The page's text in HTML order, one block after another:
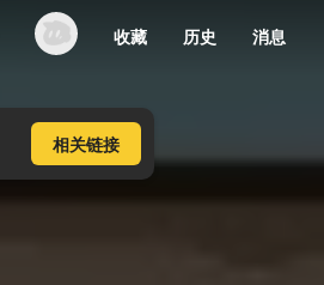
多端历史播放同步
收藏 历史 消息
相关链接